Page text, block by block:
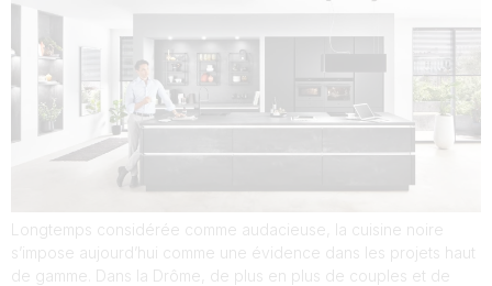
Longtemps considérée comme audacieuse, la cuisine noire
s’impose aujourd’hui comme une évidence dans les projets haut
de gamme. Dans la Drôme, de plus en plus de couples et de